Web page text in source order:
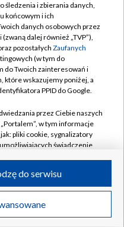
TVP
S.A. w likwidacji
śledzenia i zbierania danych,
końcowym i ich
danych osobowych przez
dalej również „TVP”),
pozostałych Zaufanych
(w tym do
do Twoich zainteresowań i
które wskazujemy poniżej, a
PPID do Google.
przez Ciebie naszych
w tym informacje
pliki cookie, sygnalizatory
świadczenie
przez Ciebie
jak adresy IP, identyfikatory
do serwisu